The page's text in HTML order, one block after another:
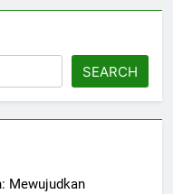
SEARCH
Mewujudkan